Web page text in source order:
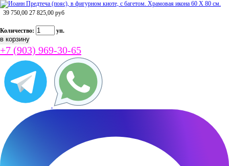
39 750,00 27 825,00 руб
Количество: уп.
+7 (903) 969-30-65